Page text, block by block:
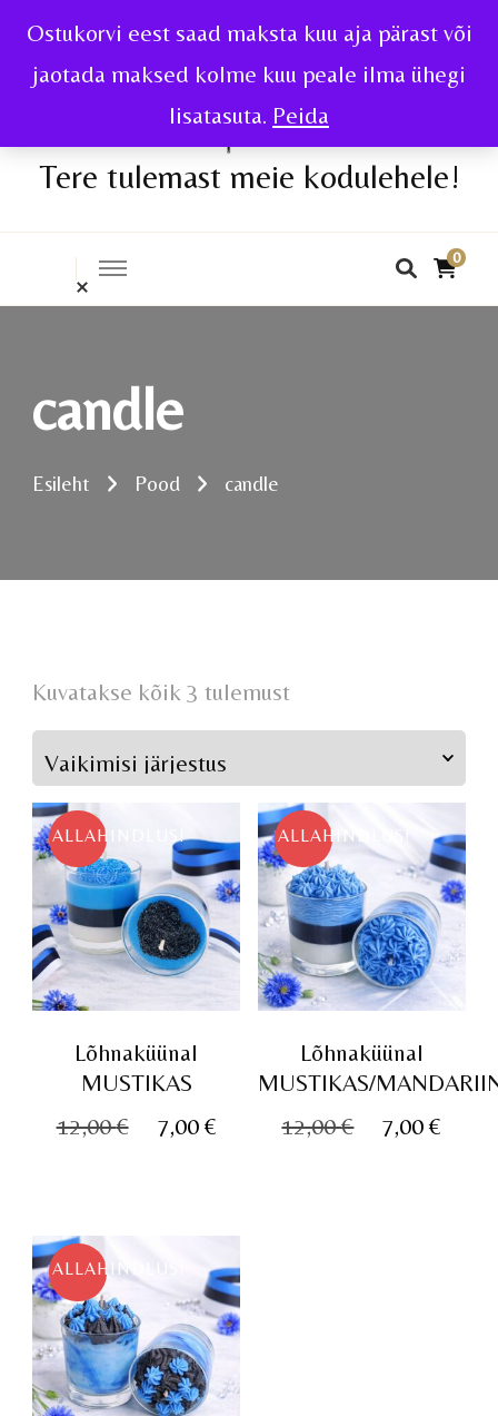
Ostukorvi eest saad maksta kuu aja pärast või
jaotada maksed kolme kuu peale ilma ühegi
lisatasuta. Peida
Tere tulemast meie kodulehele!
0
candle
Esileht Pood candle
Kuvatakse kõik 3 tulemust
ALLAHINDLUS!
Lõhnaküünal
MUSTIKAS
12,00€
Algne
7,00 €
Praegune
ALLAHINDLUS!
Lõhnaküünal
MUSTIKAS/
12,00€
Algne
7,00€
ALLAHINDLUS!